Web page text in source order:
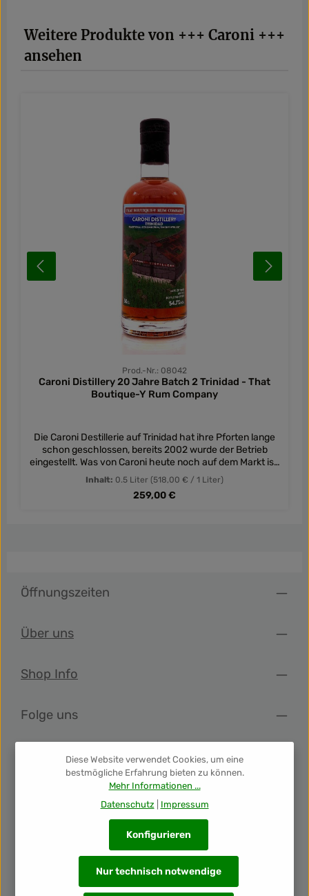
Produktgalerie überspringen
Weitere Produkte von +++ Caroni +++
ansehen
Prod.-Nr.: 08042
Caroni Distillery 20 Jahre Batch 2 Trinidad - That
Boutique-Y Rum Company
Die Caroni Destillerie auf Trinidad hat ihre Pforten lange
schon geschlossen, bereits 2002 wurde der Betrieb
eingestellt. Was von Caroni heute noch auf dem Markt ist,
sind alte Bestände, so wie dieser 20 Jahre alte Rum. Er
wurde im Januar 1998 im Column Still-Verfahren
gebrannt. Wie genau er die Jahre über gelagert wurde, ist
Bananen überhand nimmt. Etwas Holzwürze, Tabak und
Vanille bilden den Boden. Im Geschmack wiederholt sich
Inhalt: 0.5 Liter (518,00 € / 1 Liter)
Regulärer Preis:
259,00 €
Öffnungszeiten
Über uns
Shop Info
Folge uns
Newsletter
Unsere Auszeichnungen
Diese Website verwendet Cookies, um eine
bestmögliche Erfahrung bieten zu können.
Mehr Informationen ...
Datenschutz| Impressum
Nur technisch notwendige
Konfigurieren